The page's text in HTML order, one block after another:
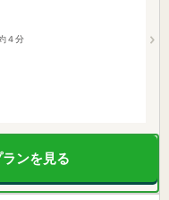
４分
ンを見る